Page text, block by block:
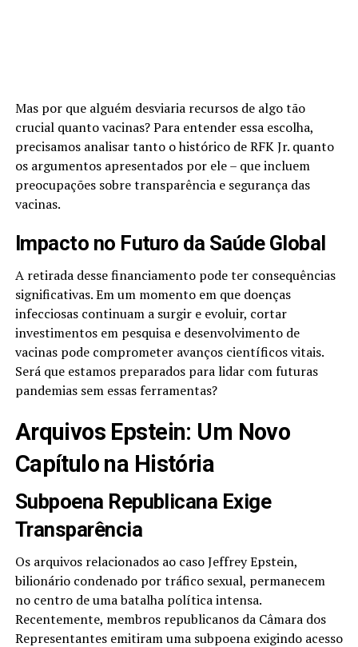
Mas por que alguém desviaria recursos de algo tão
crucial quanto vacinas? Para entender essa escolha,
precisamos analisar tanto o histórico de RFK Jr. quanto
os argumentos apresentados por ele – que incluem
preocupações sobre transparência e segurança das
vacinas.
Impacto no Futuro da Saúde Global
A retirada desse financiamento pode ter consequências
significativas. Em um momento em que doenças
infecciosas continuam a surgir e evoluir, cortar
investimentos em pesquisa e desenvolvimento de
vacinas pode comprometer avanços científicos vitais.
Será que estamos preparados para lidar com futuras
pandemias sem essas ferramentas?
Arquivos Epstein: Um Novo
Capítulo na História
Subpoena Republicana Exige
Transparência
Os arquivos relacionados ao caso Jeffrey Epstein,
bilionário condenado por tráfico sexual, permanecem
no centro de uma batalha política intensa.
Recentemente, membros republicanos da Câmara dos
Representantes emitiram uma subpoena exigindo acesso